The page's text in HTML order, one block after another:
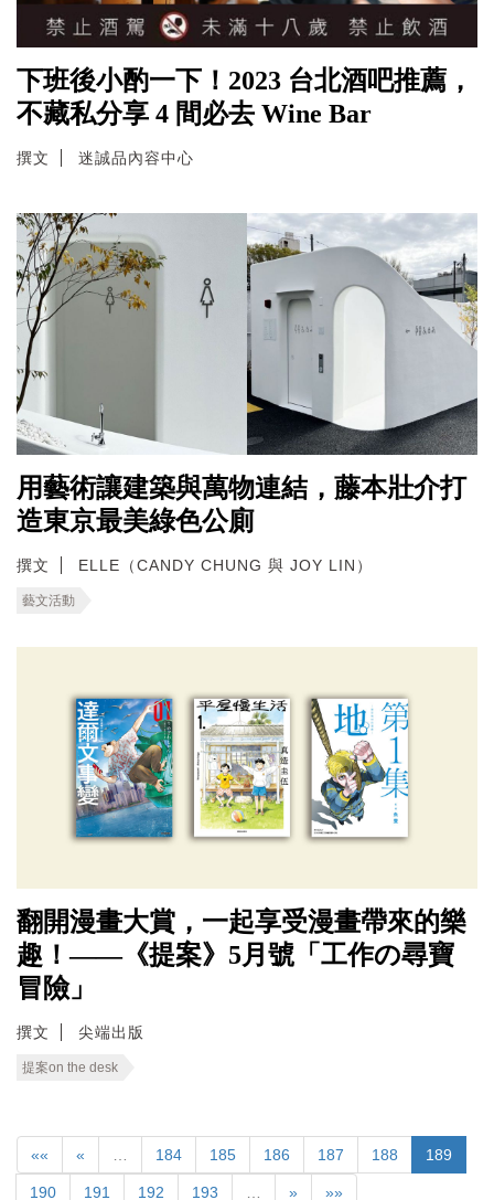
下班後小酌一下！2023 台北酒吧推薦，
不藏私分享 4 間必去 Wine Bar
撰文 迷誠品內容中心
用藝術讓建築與萬物連結，藤本壯介打
造東京最美綠色公廁
撰文 ELLE（CANDY CHUNG 與 JOY LIN）
藝文活動
翻開漫畫大賞，一起享受漫畫帶來的樂
趣！——《提案》5月號「工作の尋寶
冒險」
撰文 尖端出版
提案on the desk
«« « 184 185 186 187 188 189
190 191 192 193 » »»